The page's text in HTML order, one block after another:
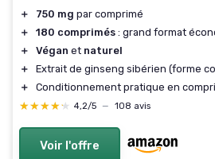
＋ 750 mg par comprimé
＋
180 comprimés : grand format
＋
Végan et naturel
＋
Extrait de ginseng sibérien (forme
＋
Conditionnement pratique en
★★★★★
★★★★★ 4,2/5 — 108 avis
Voir l'offre